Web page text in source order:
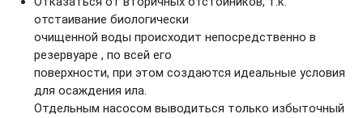
отстаивание биологически
очищенной воды происходит непосредственно в
резервуаре , по всей его
поверхности, при этом создаются идеальные условия
для осаждения ила.
Отдельным насосом выводиться только избыточный